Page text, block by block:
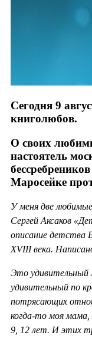
Сегодня 9
книголюбов.
О своих
настоятель
Маросейке
У меня две
Сергей Аксаков
описание детства
XVIII века.
Это удивительный
удивительный по
потрясающих
когда-то моя
9, 12 лет. И этих